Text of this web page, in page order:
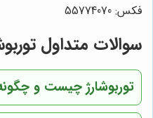
فکس: 55774070
سوالات متداول
توربوشارژ چیست و